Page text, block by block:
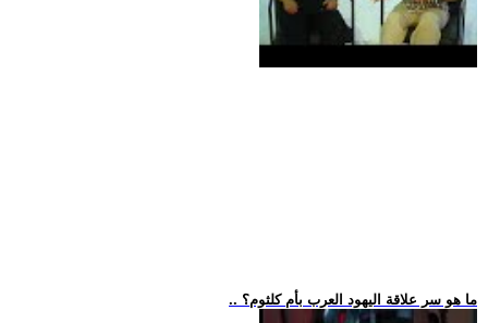
.. ما هو سر علاقة اليهود العرب بأم كلثوم؟